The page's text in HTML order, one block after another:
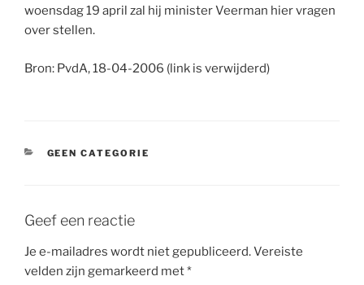
woensdag 19 april zal hij minister Veerman hier vragen
over stellen.
Bron: PvdA, 18-04-2006 (link is verwijderd)
CATEGORIEËN
GEEN CATEGORIE
Geef een reactie
Je e-mailadres wordt niet gepubliceerd.Vereiste
velden zijn gemarkeerd met*